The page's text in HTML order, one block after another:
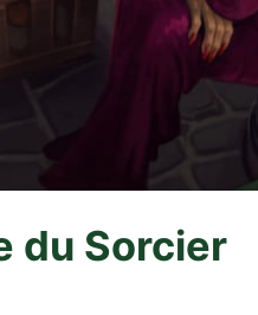
du Sorcier